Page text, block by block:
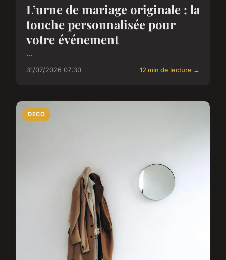
L’urne de mariage originale : la
touche personnalisée pour
votre événement
...
31/07/2026 07:30 12 min de lecture →
DECO